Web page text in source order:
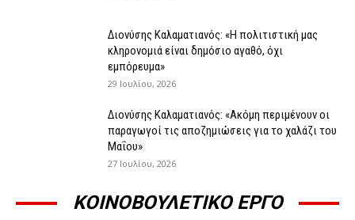
Διονύσης Καλαματιανός: «Η πολιτιστική μας
κληρονομιά είναι δημόσιο αγαθό, όχι
εμπόρευμα»
29 Ιουλίου, 2026
Διονύσης Καλαματιανός: «Ακόμη περιμένουν οι
παραγωγοί τις αποζημιώσεις για το χαλάζι του
Μαΐου»
27 Ιουλίου, 2026
ΚΟΙΝΟΒΟΥΛΕΤΙΚΟ ΕΡΓΟ